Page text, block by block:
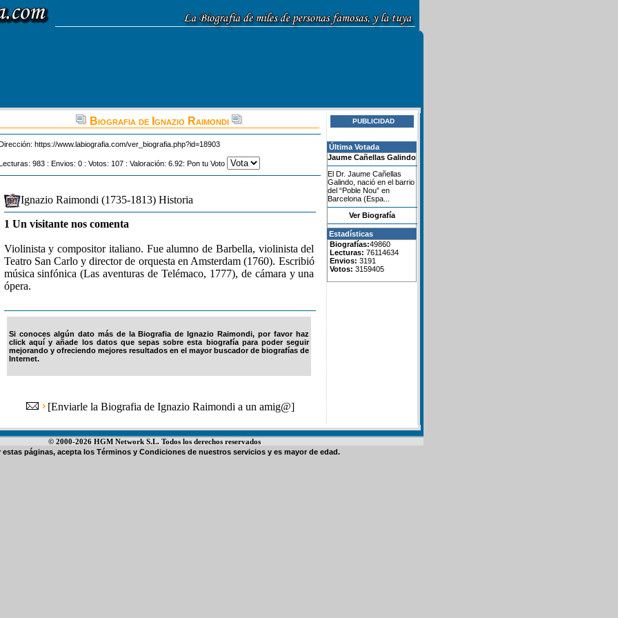
Biografia de Ignazio Raimondi
https://www.labiografia.com/ver_biografia.php?id=18903
983 : Envios: 0 : Votos: 107 : Valoración: 6.92: Pon tu Voto
Ignazio Raimondi (1735-1813) Historia
1 Un visitante nos comenta
Violinista y compositor italiano. Fue alumno de Barbella, violinista del
Teatro San Carlo y director de orquesta en Amsterdam (1760). Escribió
música sinfónica (Las aventuras de Telémaco, 1777), de cámara y una
ópera.
Si conoces algún dato más de la Biografia de Ignazio Raimondi, por favor haz
click aquí y añade los datos que sepas sobre esta biografía para poder seguir
mejorando y ofreciendo mejores resultados en el mayor buscador de biografías de
Internet.
[Enviarle la Biografia de Ignazio Raimondi a un amig@]
PUBLICIDAD
Última Votada
Jaume Cañellas Galindo
El Dr. Jaume Cañellas
Galindo, nació en el barrio
del “Poble Nou” en
Barcelona (Espa...
Ver Biografía
Estadísticas
Biografías:49860
Lecturas: 76114634
Envios: 3191
Votos: 3159405
© 2000-2026 HGM Network S.L. Todos los derechos reservados
estas páginas, acepta los Términos y Condiciones de nuestros servicios y es mayor de edad.